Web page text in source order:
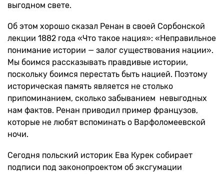
выгодном свете.
Об этом хорошо сказал Ренан в своей Сорбонской
лекции 1882 года «Что такое нация»: «Неправильное
понимание истории — залог существования нации».
Мы боимся рассказывать правдивые истории,
поскольку боимся перестать быть нацией. Поэтому
историческая память является не столько
припоминанием, сколько забыванием невыгодных
нам фактов. Ренан приводил пример французов,
которые не любят вспоминать о Варфоломеевской
ночи.
Сегодня польский историк Ева Курек собирает
подписи под законопроектом об эксгумации